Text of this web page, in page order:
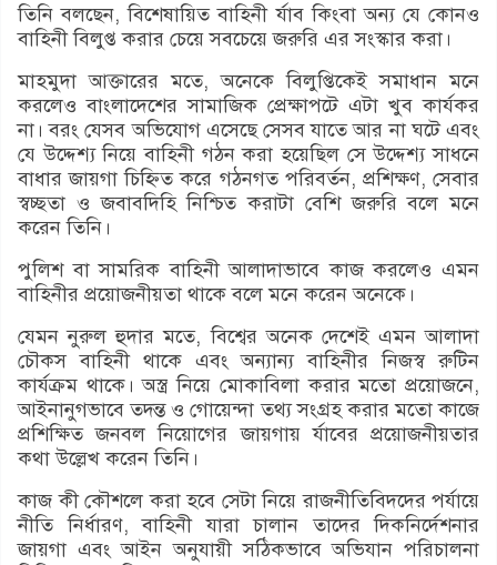
তিনি বলছেন, বিশেষায়িত বাহিনী র্যাব কিংবা অন্য যে কোনও
বাহিনী বিলুপ্ত করার চেয়ে সবচেয়ে জরুরি এর সংস্কার করা।
মাহমুদা আক্তারের মতে, অনেকে বিলুপ্তিকেই সমাধান মনে
করলেও বাংলাদেশের সামাজিক প্রেক্ষাপটে এটা খুব কার্যকর
না। বরং যেসব অভিযোগ এসেছে সেসব যাতে আর না ঘটে এবং
যে উদ্দেশ্য নিয়ে বাহিনী গঠন করা হয়েছিল সে উদ্দেশ্য সাধনে
বাধার জায়গা চিহ্নিত করে গঠনগত পরিবর্তন, প্রশিক্ষণ, সেবার
স্বচ্ছতা ও জবাবদিহি নিশ্চিত করাটা বেশি জরুরি বলে মনে
করেন তিনি।
পুলিশ বা সামরিক বাহিনী আলাদাভাবে কাজ করলেও এমন
বাহিনীর প্রয়োজনীয়তা থাকে বলে মনে করেন অনেকে।
যেমন নুরুল হুদার মতে, বিশ্বের অনেক দেশেই এমন আলাদা
চৌকস বাহিনী থাকে এবং অন্যান্য বাহিনীর নিজস্ব রুটিন
কার্যক্রম থাকে। অস্ত্র নিয়ে মোকাবিলা করার মতো প্রয়োজনে,
আইনানুগভাবে তদন্ত ও গোয়েন্দা তথ্য সংগ্রহ করার মতো কাজে
প্রশিক্ষিত জনবল নিয়োগের জায়গায় র্যাবের প্রয়োজনীয়তার
কথা উল্লেখ করেন তিনি।
কাজ কী কৌশলে করা হবে সেটা নিয়ে রাজনীতিবিদদের পর্যায়ে
নীতি নির্ধারণ, বাহিনী যারা চালান তাদের দিকনির্দেশনার
জায়গা এবং আইন অনুযায়ী সঠিকভাবে অভিযান পরিচালনা